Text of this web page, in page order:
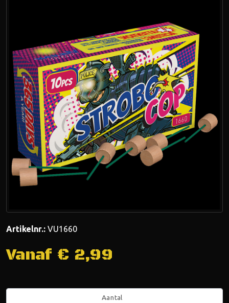
Artikelnr.: VU1660
Vanaf € 2,99
Aantal